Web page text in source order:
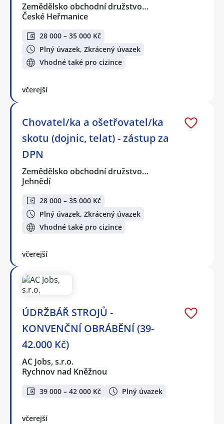
Zemědělsko obchodní družstvo…
České Heřmanice
28 000 – 35 000 Kč
Plný úvazek, Zkrácený úvazek
Vhodné také pro cizince
včerejší
Chovatel/ka a ošetřovatel/ka
skotu (dojnic, telat) - zástup za
DPN
Zemědělsko obchodní družstvo…
Jehnědí
28 000 – 35 000 Kč
Plný úvazek, Zkrácený úvazek
Vhodné také pro cizince
včerejší
ÚDRŽBÁŘ STROJŮ -
KONVENČNÍ OBRÁBĚNÍ (39-
42.000 Kč)
AC Jobs, s.r.o.
Rychnov nad Kněžnou
39 000 – 42 000 Kč Plný úvazek
včerejší